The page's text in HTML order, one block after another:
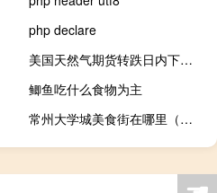
php declare
美国天然气期货转跌日内下跌2.2%美国能源信息署报告显示储气量增长远超预期
鲫鱼吃什么食物为主
常州大学城美食街在哪里（常州大学城）